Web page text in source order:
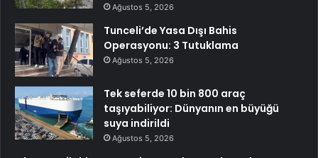
Ağustos 5, 2026
Tunceli’de Yasa Dışı Bahis
Operasyonu: 3 Tutuklama
Ağustos 5, 2026
Tek seferde 10 bin 800 araç
taşıyabiliyor: Dünyanın en büyüğü
suya indirildi
Ağustos 5, 2026